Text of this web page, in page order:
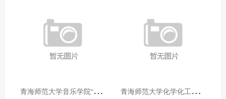
青
海师范大学音乐学院“青舞华章”本科舞蹈专业中期汇报圆满落幕 青
海师范大学化学化工学院开展铸牢中华民族共同体意识大讲堂活动